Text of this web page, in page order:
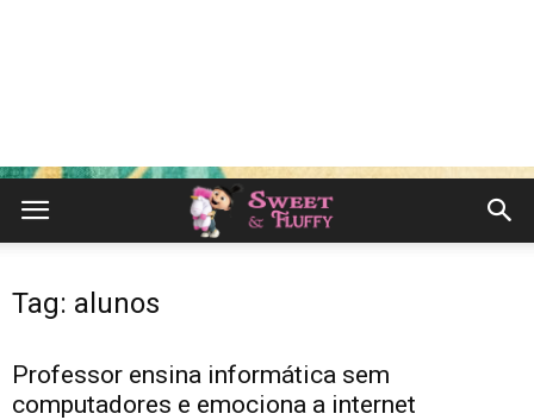
Tag: alunos
Professor ensina informática sem
computadores e emociona a internet